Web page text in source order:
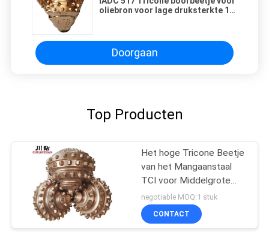
oliebron voor lage druksterkte 13
Doorgaan
Top Producten
Het hoge Tricone Beetje
van het Mangaanstaal
TCI voor Middelgrote
Harde Vorming 17 1/2
Duim
negotiable MOQ:1 stuk
CONTACT